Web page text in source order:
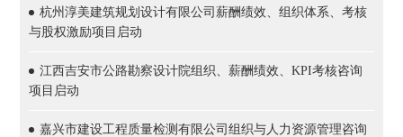
杭州淳美建筑规划设计有限公司薪酬绩效、组织体系、考核
与股权激励项目启动
江西吉安市公路勘察设计院组织、薪酬绩效、KPI考核咨询
项目启动
嘉兴市建设工程质量检测有限公司组织与人力资源管理咨询